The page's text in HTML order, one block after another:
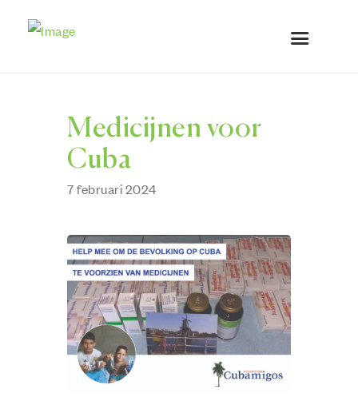
Medicijnen voor
Cuba
7 februari 2024